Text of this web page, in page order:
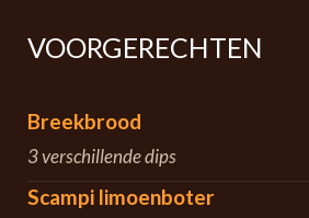
VOORGERECHTEN
Breekbrood
3 verschillende dips
Scampi limoenboter